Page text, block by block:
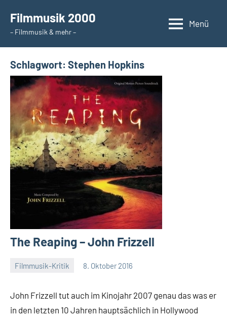
Inhalt
springen
Filmmusik 2000
– Filmmusik & mehr –
Menü
Schlagwort: Stephen Hopkins
The Reaping – John Frizzell
Filmmusik-Kritik 8. Oktober 2016
John Frizzell tut auch im Kinojahr 2007 genau das was er
in den letzten 10 Jahren hauptsächlich in Hollywood